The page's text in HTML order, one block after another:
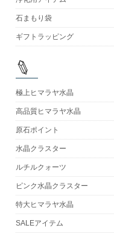
石まもり袋
ギフトラッピング
極上ヒマラヤ水晶
高品質ヒマラヤ水晶
原石ポイント
水晶クラスター
ルチルクォーツ
ピンク水晶クラスター
特大ヒマラヤ水晶
SALEアイテム